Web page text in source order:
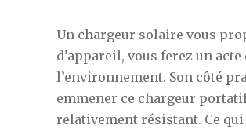
Un chargeur solaire vous
d’appareil, vous ferez un
l’environnement. Son côté
emmener ce chargeur
relativement résistant. Ce